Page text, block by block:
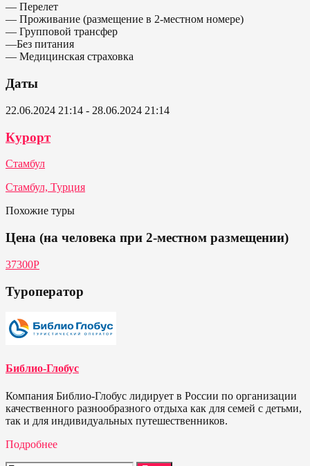
— Перелет
— Проживание (размещение в 2-местном номере)
— Групповой трансфер
—Без питания
— Медицинская страховка
Даты
22.06.2024 21:14 - 28.06.2024 21:14
Курорт
Стамбул
Стамбул, Турция
Похожие туры
Цена (на человека при 2-местном размещении)
37300Р
Туроператор
Библио-Глобус
Компания Библио-Глобус лидирует в России по организации
качественного разнообразного отдыха как для семей с детьми,
так и для индивидуальных путешественников.
Подробнее